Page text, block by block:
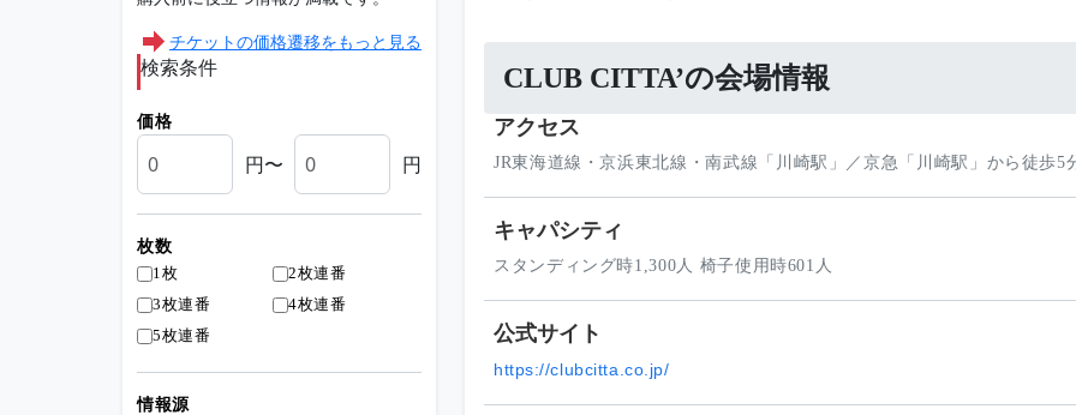
CLUB CITTA’の会場情報
アクセス
JR東海道線・京浜東北線・南武線「川崎駅」／京急「川崎駅」から徒歩5
キャパシティ
スタンディング時1,300人 椅子使用時601人
公式サイト
https://clubcitta.co.jp/
チケットの価格遷移をもっと見る
検索条件
価格
円〜 円
枚数
1枚
2枚連番
3枚連番
4枚連番
5枚連番
情報源